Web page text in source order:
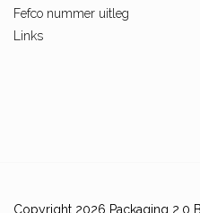
Fefco nummer uitleg
Links
Copyright 2026 Packaging 2.0